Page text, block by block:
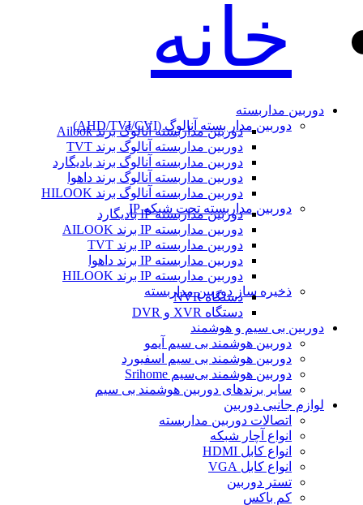
خانه
دوربین مداربسته
دوربین مدار بسته آنالوگ (AHD/TVI/CVI)
دوربین مداربسته آنالوگ برند Ailook
دوربین مداربسته آنالوگ برند TVT
دوربین مداربسته آنالوگ برند بادیگارد
دوربین مداربسته آنالوگ برند داهوا
دوربین مداربسته آنالوگ برند HILOOK
دوربین مداربسته تحت شبکه IP
دوربین مداربسته IP بادیگارد
دوربین مداربسته IP برند AILOOK
دوربین مداربسته IP برند TVT
دوربین مداربسته IP برند داهوا
دوربین مداربسته IP برند HILOOK
ذخیره ساز دوربین مداربسته
دستگاه NVR
دستگاه XVR و DVR
دوربین بی سیم و هوشمند
دوربین هوشمند بی سیم آیمو
دوربین هوشمند بی سیم اسفیورد
دوربین هوشمند بی‌سیم Srihome
سایر برندهای دوربین هوشمند بی سیم
لوازم جانبی دوربین
اتصالات دوربین مداربسته
انواع آچار شبکه
انواع کابل HDMI
انواع کابل VGA
تستر دوربین
کم باکس